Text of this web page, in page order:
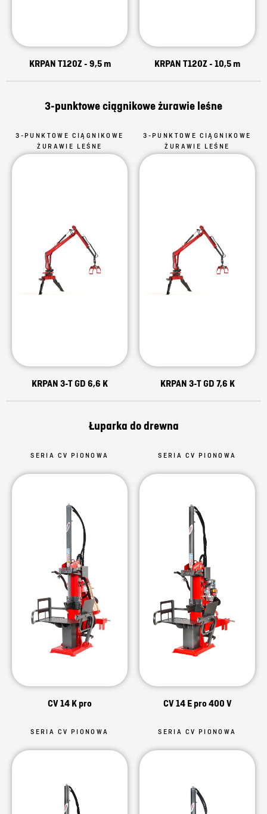
KRPAN T120Z - 9,5 m KRPAN T120Z - 10,5 m
3-punktowe ciągnikowe żurawie leśne
3-PUNKTOWE CIĄGNIKOWE
ŻURAWIE LEŚNE
KRPAN 3-T GD 6,6 K
3-PUNKTOWE CIĄGNIKOWE
ŻURAWIE LEŚNE
KRPAN 3-T GD 7,6 K
Łuparka do drewna
SERIA CV PIONOWA
CV 14 K pro
SERIA CV PIONOWA
CV 14 E pro 400 V
SERIA CV PIONOWA SERIA CV PIONOWA